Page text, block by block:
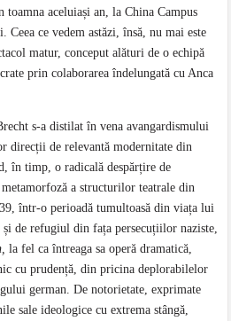
aceluiași an, la China Campus
Ceea ce vedem astăzi, însă, nu mai este
matur, conceput alături de o echipă
prin colaborarea îndelungată cu Anca
s-a distilat în vena avangardismului
direcții de relevantă modernitate din
în timp, o radicală despărțire de
a structurilor teatrale din
într-o perioadă tumultoasă din viața lui
de refugiul din fața persecuțiilor naziste,
la fel ca întreaga sa operă dramatică,
cu prudență, din pricina deplorabilelor
german. De notorietate, exprimate
sale ideologice cu extrema stângă,